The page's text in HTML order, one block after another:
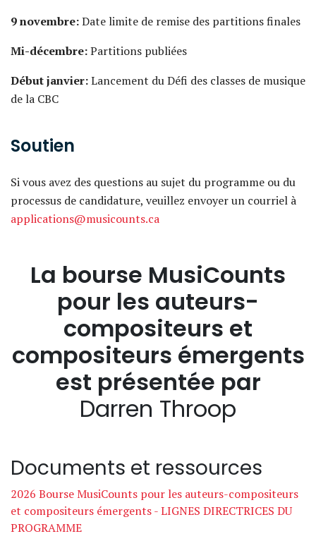
9 novembre:Date limite de remise des partitions finales
Mi-décembre:Partitions publiées
Début janvier:Lancement du Défi des classes de musique
de la CBC
Soutien
Si vous avez des questions au sujet du programme ou du
processus de candidature, veuillez envoyer un courriel à
applications@musicounts.ca
La bourse MusiCounts
pour les auteurs-
compositeurs et
compositeurs émergents
est présentée par
Darren Throop
Documents et ressources
2026 Bourse MusiCounts pour les auteurs-compositeurs
et compositeurs émergents - LIGNES DIRECTRICES DU
PROGRAMME